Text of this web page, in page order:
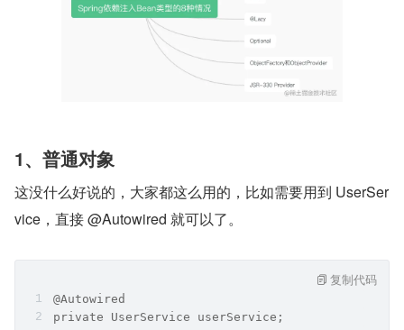
1、普通对象
这没什么好说的，大家都这么用的，比如需要用到 UserSer
vice，直接 @Autowired 就可以了。
@Autowired
private UserService userService;
复制代码